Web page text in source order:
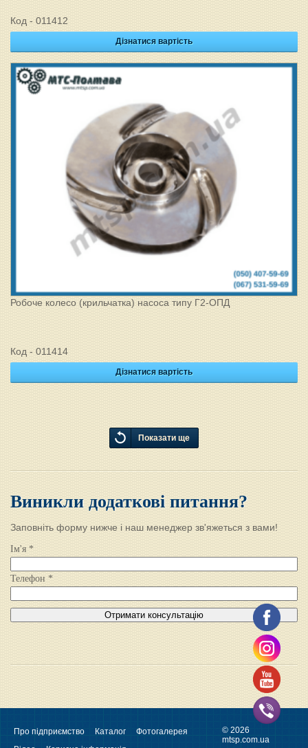
Код - 011412
Дізнатися вартість
Робоче колесо (крильчатка) насоса типу Г2-ОПД
Код - 011414
Дізнатися вартість
Показати ще
Виникли додаткові питання?
Заповніть форму нижче і наш менеджер зв'яжеться з вами!
Ім'я *
Телефон *
Про підприємство Каталог
Фотогалерея
© 2026
mtsp.com.ua